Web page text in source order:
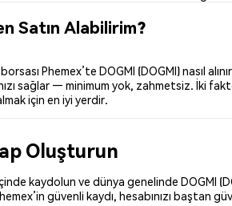
Satın Alabilirim?
Phemex’te DOGMI (DOGMI) nasıl
sağlar — minimum yok, zahmetsiz. İki
için en iyi yerdir.
Oluşturun
kaydolun ve dünya genelinde DOGMI
güvenli kaydı, hesabınızı baştan